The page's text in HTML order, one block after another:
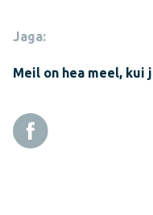
Jaga:
Meil on hea meel,